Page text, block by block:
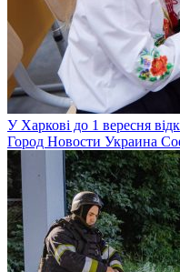
У Харкові до 1 вересня
Город Новости Украина